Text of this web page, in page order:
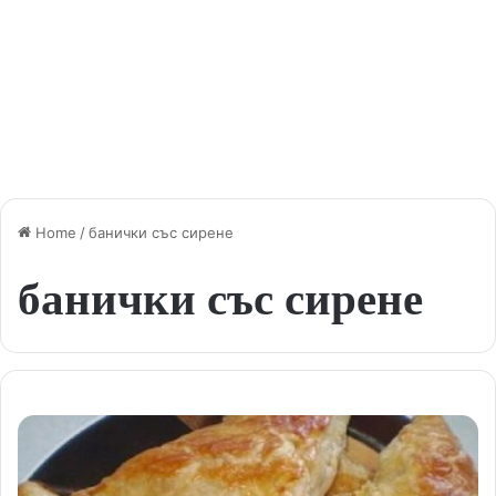
Home /банички със сирене
банички със сирене